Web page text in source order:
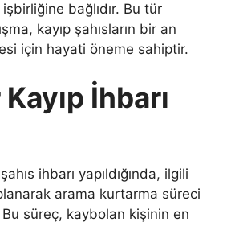
bağlıdır. Bu tür
kayıp şahısların bir an
için hayati öneme sahiptir.
İhbarı
ihbarı yapıldığında, ilgili
arama kurtarma süreci
Bu süreç, kaybolan kişinin en